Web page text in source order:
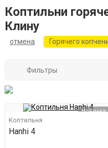
Коптильни
Клину
отмена Горячего
Фильтры
Новинка
Коптильня
Hanhi 4